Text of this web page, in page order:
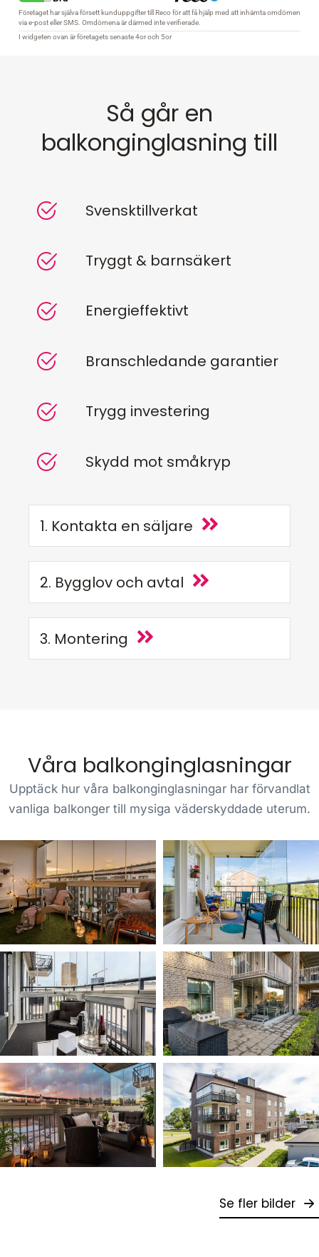
Så går en
balkonginglasning till
Svensktillverkat
Tryggt & barnsäkert
Energieffektivt
Branschledande garantier
Trygg investering
Skydd mot småkryp
1. Kontakta en säljare
2. Bygglov och avtal
3. Montering
Våra balkonginglasningar
Upptäck hur våra balkonginglasningar har förvandlat
vanliga balkonger till mysiga väderskyddade uterum.
Se fler bilder